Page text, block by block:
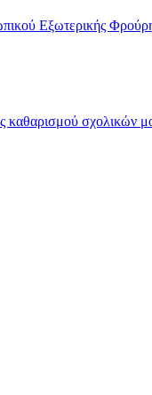
Εξωτερικής
καθαρισμού σχολικών